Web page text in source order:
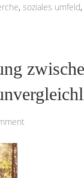
, soziales umfeld,